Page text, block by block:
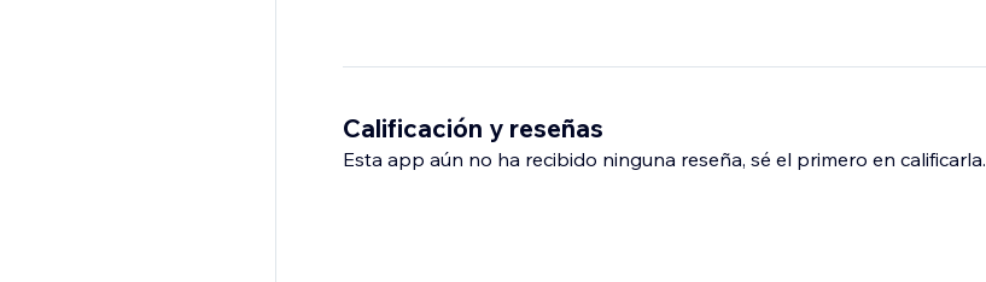
Calificación y reseñas
Esta app aún no ha recibido ninguna reseña, sé el primero en calificarla.